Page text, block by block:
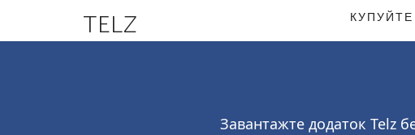
TELZ
Завантажте додаток Telz